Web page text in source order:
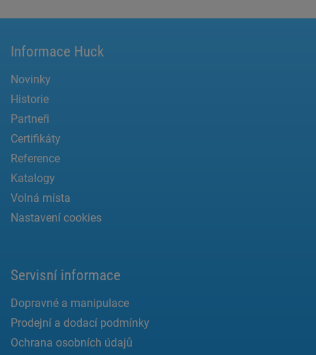
Informace Huck
Novinky
Historie
Partneři
Certifikáty
Reference
Katalogy
Volná místa
Nastavení cookies
Servisní informace
Dopravné a manipulace
Prodejní a dodací podmínky
Ochrana osobních údajů